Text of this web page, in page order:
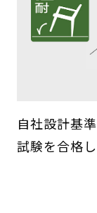
自社設計基
試験を合格し